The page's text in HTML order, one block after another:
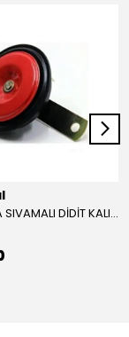
12V KORNA SIVAMALI DİDİT KALIN SESLİ (KIRMIZI)